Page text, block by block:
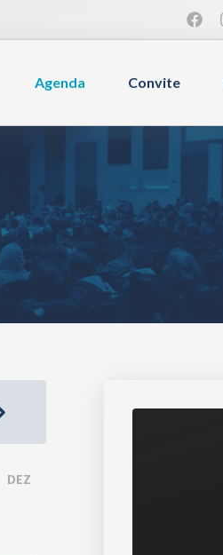
Agenda Convite
DEZ